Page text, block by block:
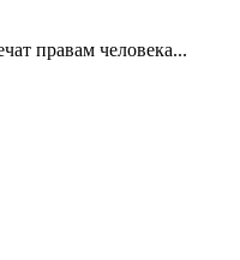
правам человека...